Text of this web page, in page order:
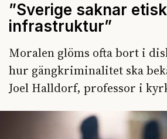
”Sverige saknar etisk
infrastruktur”
Moralen glöms ofta bort i
hur gängkriminalitet ska
Joel Halldorf, professor i